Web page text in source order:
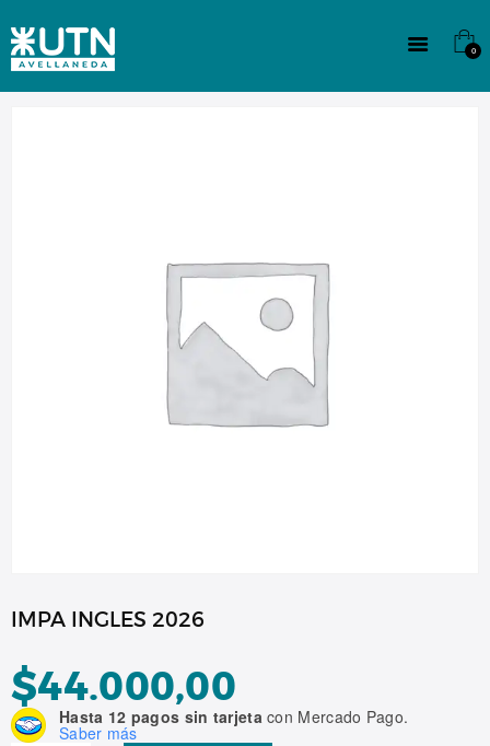
0
CULTURA
IMPA INGLES 2026
$44.000,00
Hasta 12 pagos sin tarjetacon Mercado Pago.
Saber más